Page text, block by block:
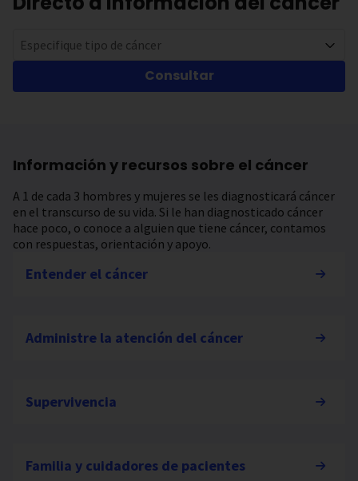
Especifique tipo de cáncer
Consultar
Información y recursos sobre el cáncer
A 1 de cada 3 hombres y mujeres se les diagnosticará cáncer
en el transcurso de su vida. Si le han diagnosticado cáncer
hace poco, o conoce a alguien que tiene cáncer, contamos
con respuestas, orientación y apoyo.
Entender el cáncer
Administre la atención del cáncer
Supervivencia
Familia y cuidadores de pacientes